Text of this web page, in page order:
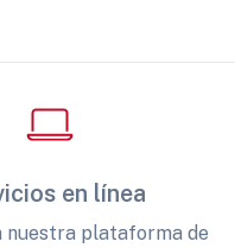
en línea
nuestra plataforma de